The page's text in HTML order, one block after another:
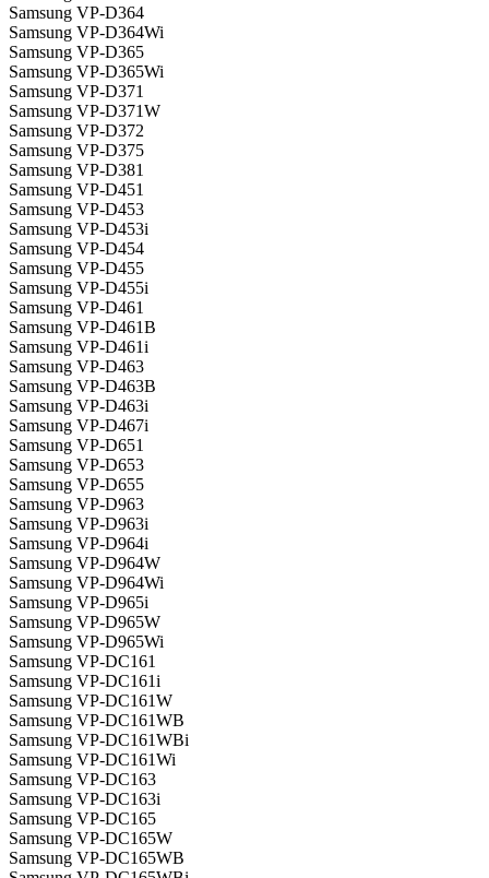
Samsung VP-D364
Samsung VP-D364Wi
Samsung VP-D365
Samsung VP-D365Wi
Samsung VP-D371
Samsung VP-D371W
Samsung VP-D372
Samsung VP-D375
Samsung VP-D381
Samsung VP-D451
Samsung VP-D453
Samsung VP-D453i
Samsung VP-D454
Samsung VP-D455
Samsung VP-D455i
Samsung VP-D461
Samsung VP-D461B
Samsung VP-D461i
Samsung VP-D463
Samsung VP-D463B
Samsung VP-D463i
Samsung VP-D467i
Samsung VP-D651
Samsung VP-D653
Samsung VP-D655
Samsung VP-D963
Samsung VP-D963i
Samsung VP-D964i
Samsung VP-D964W
Samsung VP-D964Wi
Samsung VP-D965i
Samsung VP-D965W
Samsung VP-D965Wi
Samsung VP-DC161
Samsung VP-DC161i
Samsung VP-DC161W
Samsung VP-DC161WB
Samsung VP-DC161WBi
Samsung VP-DC161Wi
Samsung VP-DC163
Samsung VP-DC163i
Samsung VP-DC165
Samsung VP-DC165W
Samsung VP-DC165WB